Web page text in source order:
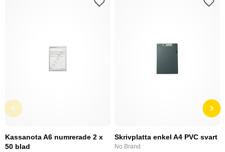
Kassanota A6 numrerade 2 x
50 blad
Skrivplatta enkel A4 PVC svart
No Brand